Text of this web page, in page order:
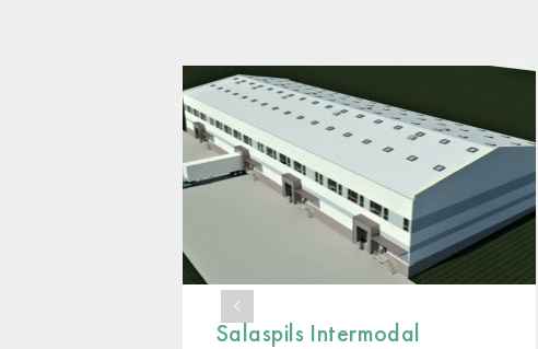
Salaspils Intermodal